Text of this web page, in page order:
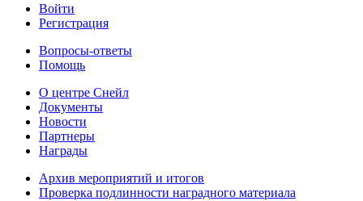
Войти
Регистрация
Вопросы-ответы
Помощь
О центре Снейл
Документы
Новости
Партнеры
Награды
Архив мероприятий и итогов
Проверка подлинности наградного материала